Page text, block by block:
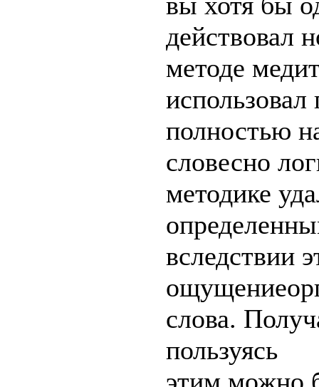
действовал
методе
полностью
словесно
методике
вследствии
слова.
пользуясь